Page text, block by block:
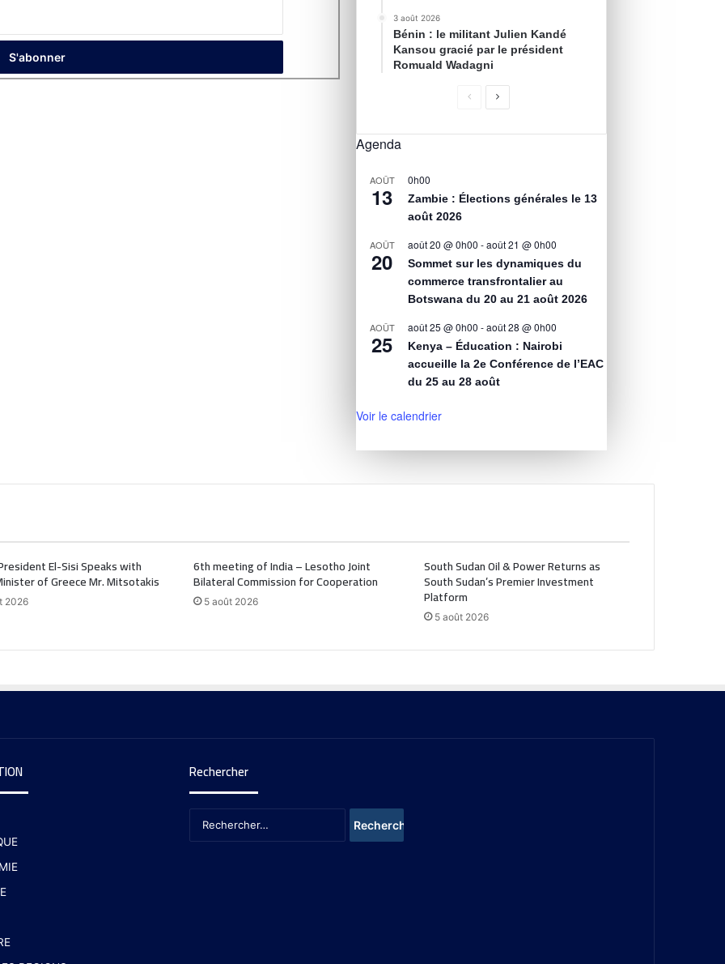
3 août 2026
Bénin : le militant Julien Kandé
Kansou gracié par le président
Romuald Wadagni
Agenda
AOÛT
13
0h00
Zambie : Élections générales le 13
août 2026
AOÛT
20
août 20 @ 0h00 -août 21 @ 0h00
Sommet sur les dynamiques du
commerce transfrontalier au
Botswana du 20 au 21 août 2026
AOÛT
25
août 25 @ 0h00 -août 28 @ 0h00
Kenya – Éducation : Nairobi
accueille la 2e Conférence de l’EAC
du 25 au 28 août
Voir le calendrier
El-Sisi Speaks with
of Greece Mr. Mitsotakis
2026
6th meeting of India – Lesotho Joint
Bilateral Commission for Cooperation
5 août 2026
South Sudan Oil & Power Returns as
South Sudan’s Premier Investment
Platform
5 août 2026
Rechercher